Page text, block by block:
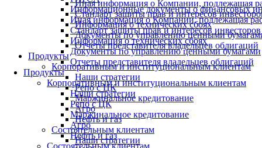
Информационные документы о финансовых
Иная информация о Компании, подлежащая
Стандарт защиты прав и интересов инвесторов
Информация о технических сбоях
Документы по управлению ценными бумагами
Отчеты представителя владельцев облигаций
Продукты
Корпоративным и институциональным клиентам
Наши стратегии
Репо с ЦК
Маржинальное кредитование
Агро
Нефть и газ
Состоятельным клиентам
Иная информация о Компании, подлежащая
Стандарт защиты прав и интересов
Информация о технических сбоях
Документы по управлению ценными
Отчеты представителя владельцев облигаций
Продукты
Корпоративным и институциональным клиентам
Наши стратегии
Репо с ЦК
Маржинальное кредитование
Агро
Нефть и газ
Состоятельным клиентам
Наши стратегии